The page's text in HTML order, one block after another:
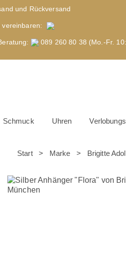
und Rückversand
vereinbaren:
089 260 80 38 (Mo.-Fr.
Schmuck Uhren
Start> Marke > Brigitte